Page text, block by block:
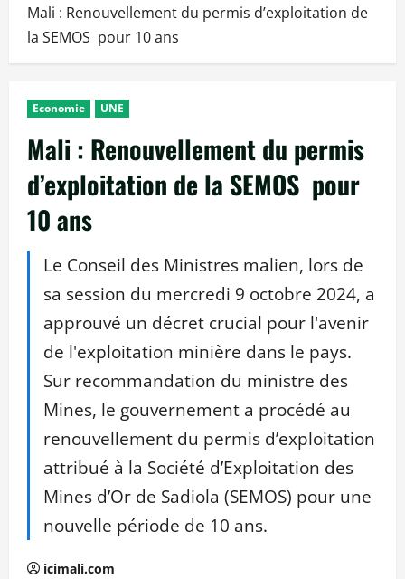
Mali : Renouvellement du permis d’exploitation de
la SEMOS pour 10 ans
Economie UNE
Mali : Renouvellement du permis
d’exploitation de la SEMOS pour
10 ans
Le Conseil des Ministres malien, lors de
sa session du mercredi 9 octobre 2024, a
approuvé un décret crucial pour l'avenir
de l'exploitation minière dans le pays.
Sur recommandation du ministre des
Mines, le gouvernement a procédé au
renouvellement du permis d’exploitation
attribué à la Société d’Exploitation des
Mines d’Or de Sadiola (SEMOS) pour une
nouvelle période de 10 ans.
icimali.com